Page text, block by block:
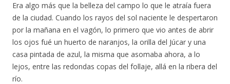
Era algo más que la belleza del campo lo que le atraía fuera
de la ciudad. Cuando los rayos del sol naciente le despertaron
por la mañana en el vagón, lo primero que vio antes de abrir
los ojos fué un huerto de naranjos, la orilla del Júcar y una
casa pintada de azul, la misma que asomaba ahora, a lo
lejos, entre las redondas copas del follaje, allá en la ribera del
río.